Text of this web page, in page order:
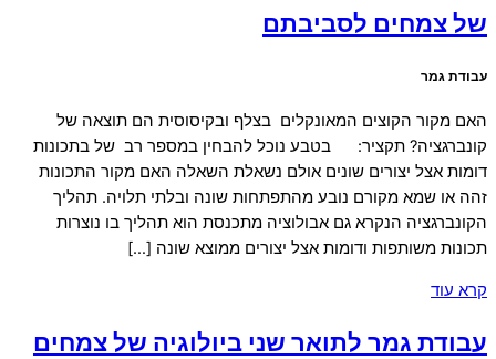
של צמחים לסביבתם
עבודת גמר
האם מקור הקוצים המאונקלים בצלף ובקיסוסית הם תוצאה של
קונברגציה? תקציר: בטבע נוכל להבחין במספר רב של בתכונות
דומות אצל יצורים שונים אולם נשאלת השאלה האם מקור התכונות
זהה או שמא מקורם נובע מהתפתחות שונה ובלתי תלויה. תהליך
הקונברגציה הנקרא גם אבולוציה מתכנסת הוא תהליך בו נוצרות
תכונות משותפות ודומות אצל יצורים ממוצא שונה […]
קרא עוד
עבודת גמר לתואר שני ביולוגיה של צמחים